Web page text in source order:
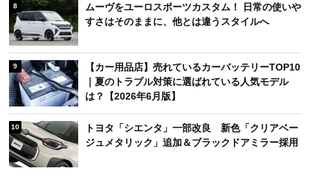
8
ムーヴをユーロスポーツカスタム！ 日常の使いや
すさはそのままに、他とは違うスタイルへ
9
【カー用品店】売れているカーバッテリーTOP10
｜夏のトラブル対策に選ばれている人気モデル
は？【2026年6月版】
10
トヨタ「シエンタ」一部改良 新色「クリアベー
ジュメタリック」追加＆ブラックドアミラー採用